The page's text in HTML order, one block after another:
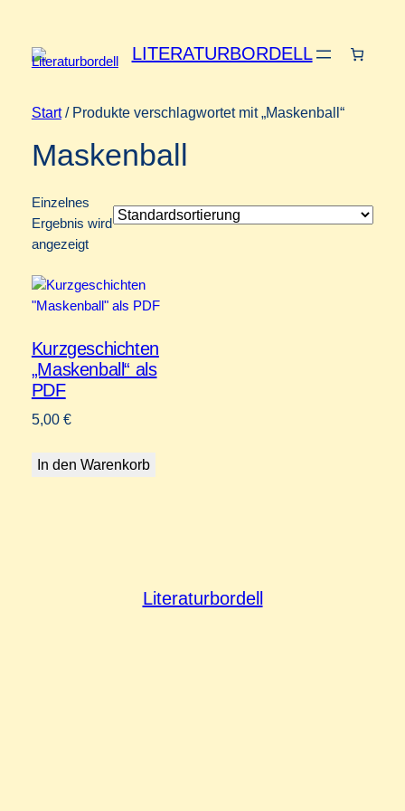
LITERATURBORDELL
Start/ Produkte verschlagwortet mit „Maskenball“
Maskenball
Einzelnes
Ergebnis wird
angezeigt
Kurzgeschichten
„Maskenball“ als
PDF
5,00 €
In den Warenkorb
Literaturbordell